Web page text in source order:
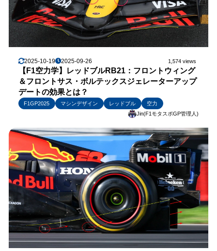
2025-10-19 2025-09-26 1,574 views
【F1空力学】レッドブルRB21：フロントウィング
＆フロントサス・ボルテックスジェレーターアップ
デートの効果とは？
F1GP2025 マシンデザイン レッドブル
空力
Jin(F1モタスポGP管理人)